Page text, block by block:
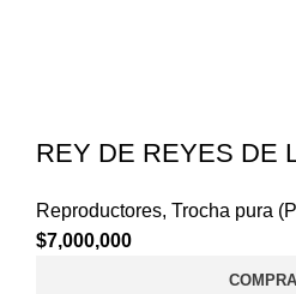
REY DE REYES DE
Reproductores, Trocha pura
$7,000,000